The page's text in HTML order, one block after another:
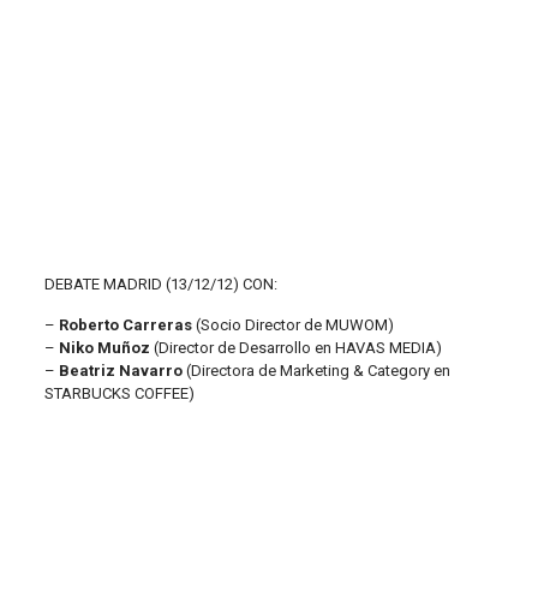
DEBATE MADRID (13/12/12) CON:
– Roberto Carreras(Socio Director de MUWOM)
– Niko Muñoz (Director de Desarrollo en HAVAS MEDIA)
– Beatriz Navarro(Directora de Marketing & Category en
STARBUCKS COFFEE)